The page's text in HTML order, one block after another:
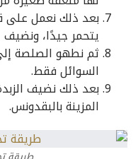
بعد ذلك نعمل على
يتحمر جيدًا،
ثم نطهو الصلصة
السوائل فقط.
بعد ذلك نضيف
المزينة بالبقدونس.